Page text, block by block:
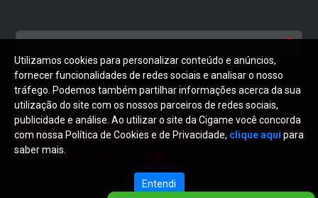
NEWSLETTER
Receba notícias atualizadas da CIGAME
Quero receber
Utilizamos cookies para personalizar conteúdo e anúncios,
fornecer funcionalidades de redes sociais e analisar o nosso
tráfego. Podemos também partilhar informações acerca da sua
utilização do site com os nossos parceiros de redes sociais,
publicidade e análise. Ao utilizar o site da Cigame você concorda
com nossa Política de Cookies e de Privacidade, clique aqui para
saber mais.
Entendi